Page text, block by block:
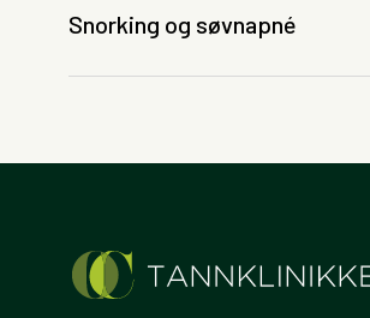
Snorking og søvnapné